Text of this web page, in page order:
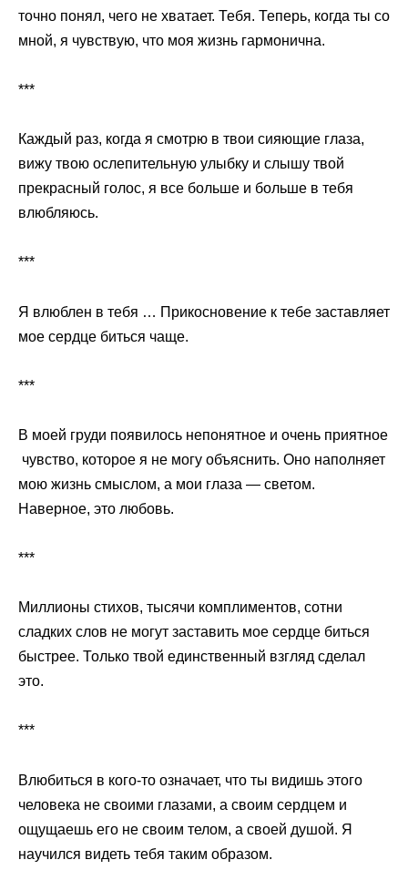
точно понял, чего не хватает. Тебя. Теперь, когда ты со
мной, я чувствую, что моя жизнь гармонична.
***
Каждый раз, когда я смотрю в твои сияющие глаза,
вижу твою ослепительную улыбку и слышу твой
прекрасный голос, я все больше и больше в тебя
влюбляюсь.
***
Я влюблен в тебя … Прикосновение к тебе заставляет
мое сердце биться чаще.
***
В моей груди появилось непонятное и очень приятное
чувство, которое я не могу объяснить. Оно наполняет
мою жизнь смыслом, а мои глаза — светом.
Наверное, это любовь.
***
Миллионы стихов, тысячи комплиментов, сотни
сладких слов не могут заставить мое сердце биться
быстрее. Только твой единственный взгляд сделал
это.
***
Влюбиться в кого-то означает, что ты видишь этого
человека не своими глазами, а своим сердцем и
ощущаешь его не своим телом, а своей душой. Я
научился видеть тебя таким образом.